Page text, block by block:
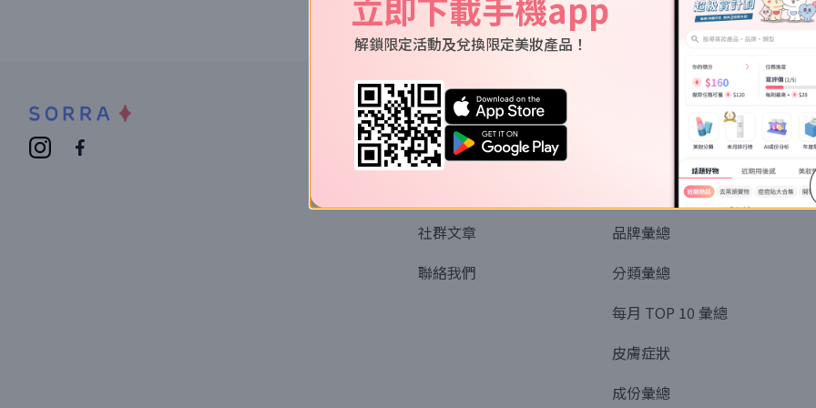
關於我們
認識SORRA
社群文章
聯絡我們
品牌彙總
分類彙總
每月 TOP 10 彙總
皮膚症狀
成份彙總
解鎖限定活動及兌換限定美妝產品！